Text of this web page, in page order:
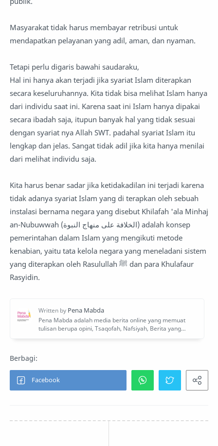
Masyarakat tidak harus membayar retribusi untuk
mendapatkan pelayanan yang adil, aman, dan nyaman.
Tetapi perlu digaris bawahi saudaraku,
Hal ini hanya akan terjadi jika syariat Islam diterapkan
secara keseluruhannya. Kita tidak bisa melihat Islam hanya
dari individu saat ini. Karena saat ini Islam hanya dipakai
secara ibadah saja, itupun banyak hal yang tidak sesuai
dengan syariat nya Allah SWT. padahal syariat Islam itu
lengkap dan jelas. Sangat tidak adil jika kita hanya menilai
dari melihat individu saja.
Kita harus benar sadar jika ketidakadilan ini terjadi karena
tidak adanya syariat Islam yang di terapkan oleh sebuah
instalasi bernama negara yang disebut Khilafah 'ala Minhaj
an-Nubuwwah (الخلافة على منهاج النبوة) adalah konsep
pemerintahan dalam Islam yang mengikuti metode
kenabian, yaitu tata kelola negara yang meneladani sistem
yang diterapkan oleh Rasulullah ﷺ dan para Khulafaur
Rasyidin.